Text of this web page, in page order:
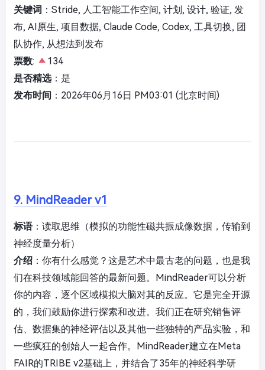
关键词 ：Stride, 人工智能工作空间, 计划, 设计, 验证, 发
布, AI原生, 项目数据, Claude Code, Codex, 工具切换, 团
队协作, 从想法到发布
票数:
134
是否精选：是
发布时间 ：2026年06月16日 PM03:01 (北京时间)
9. MindReader v1
标语：读取思维（模拟的功能性磁共振成像数据，传输到
神经度量分析）
介绍 ：你有什么感觉？这是艺术中最古老的问题，也是我
们在科技领域能回答的最新问题。MindReader可以分析
你的内容，逐个区域模拟大脑对其的反应。它是完全开源
的，我们鼓励你进行探索和改进。我们正在研究销售评
估、数据集的神经评估以及其他一些独特的产品实验，和
一些疯狂的创始人一起合作。MindReader建立在Meta
FAIR的TRIBE v2基础上，并结合了35年的神经科学研